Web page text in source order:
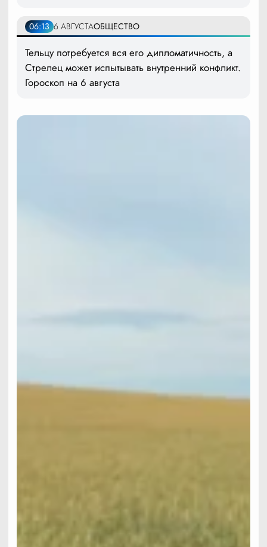
06:13 6 АВГУСТАОБЩЕСТВО
Тельцу потребуется вся его дипломатичность, а
Стрелец может испытывать внутренний конфликт.
Гороскоп на 6 августа